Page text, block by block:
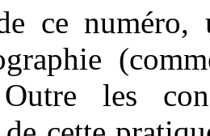
ce numéro,
les